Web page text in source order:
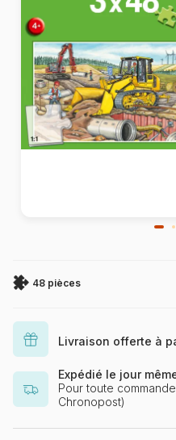
48 pièces
Livraison offerte à
Expédié le jour
Pour toute
Chronopost)